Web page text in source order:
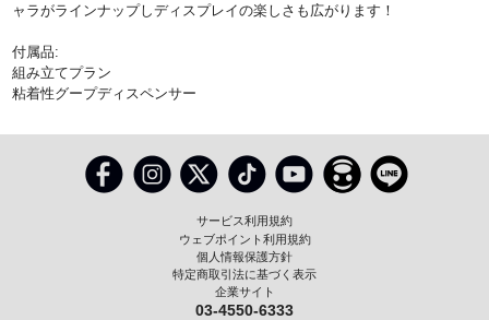
ャラがラインナップしディスプレイの楽しさも広がります！
付属品:
組み立てプラン
粘着性グープディスペンサー
サービス利用規約
ウェブポイント利用規約
個人情報保護方針
特定商取引法に基づく表示
企業サイト
03-4550-6333